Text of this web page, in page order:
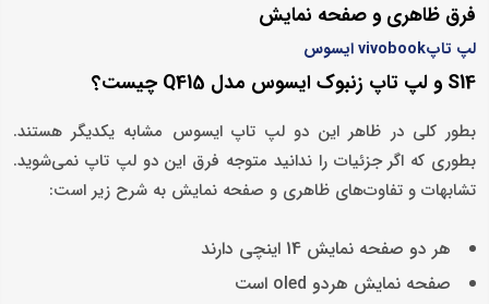
فرق ظاهری و صفحه نمایش
لپ تاپvivobook ایسوس
S14 و لپ تاپ زنبوک ایسوس مدل Q415 چیست؟
بطور کلی در ظاهر این دو لپ تاپ ایسوس مشابه یکدیگر هستند.
بطوری که اگر جزئیات را ندانید متوجه فرق این دو لپ تاپ نمی‌شوید.
تشابهات و تفاوت‌های ظاهری و صفحه نمایش به شرح زیر است:
هر دو صفحه نمایش 14 اینچی دارند
صفحه نمایش هردو oled است